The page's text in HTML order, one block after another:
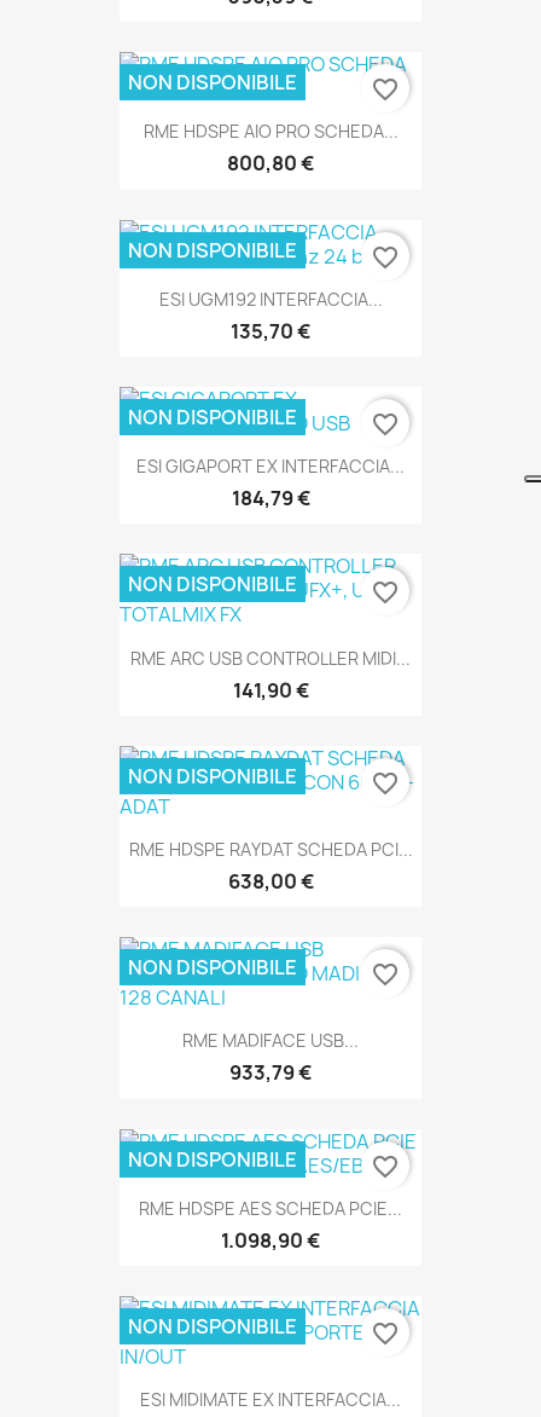
SOLO ONLINE
RME HDSPE AIO PRO SCHEDA...
800,80 €
SOLO ONLINE
NON DISPONIBILE favorite_border
ESI UGM192 INTERFACCIA...
135,70 €
SOLO ONLINE
NON DISPONIBILE favorite_border
ESI GIGAPORT EX INTERFACCIA...
184,79 €
SOLO ONLINE
NON DISPONIBILE favorite_border
RME ARC USB CONTROLLER MIDI...
141,90 €
NON DISPONIBILE favorite_border
RME HDSPE RAYDAT SCHEDA PCI...
638,00 €
NON DISPONIBILE favorite_border
RME MADIFACE USB...
933,79 €
SOLO ONLINE
NON DISPONIBILE favorite_border
RME HDSPE AES SCHEDA PCIE...
1.098,90 €
SOLO ONLINE
NON DISPONIBILE favorite_border
ESI MIDIMATE EX INTERFACCIA...
NON DISPONIBILE favorite_border